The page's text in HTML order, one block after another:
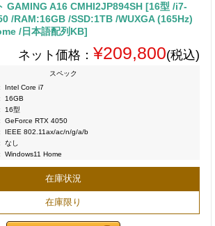
GAMING A16 CMHI2JP894SH [16型 /i7-
/RAM:16GB /SSD:1TB /WUXGA (165Hz)
/日本語配列KB]
ネット価格： ¥209,800(税込)
スペック
Intel Core i7
16GB
16型
GeForce RTX 4050
IEEE 802.11ax/ac/n/g/a/b
なし
Windows11 Home
在庫状況
在庫限り